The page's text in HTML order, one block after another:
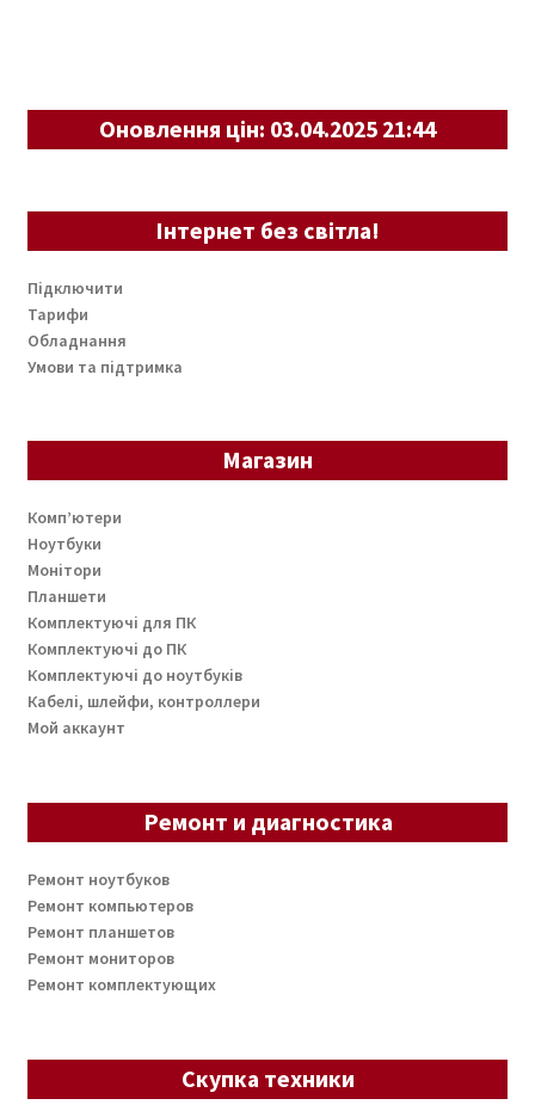
Оновлення цін: 03.04.2025 21:44
Інтернет без світла!
Підключити
Тарифи
Обладнання
Умови та підтримка
Магазин
Комп’ютери
Ноутбуки
Монітори
Планшети
Комплектуючі для ПК
Комплектуючі до ПК
Комплектуючі до ноутбуків
Кабелі, шлейфи, контроллери
Мой аккаунт
Ремонт и диагностика
Ремонт ноутбуков
Ремонт компьютеров
Ремонт планшетов
Ремонт мониторов
Ремонт комплектующих
Скупка техники